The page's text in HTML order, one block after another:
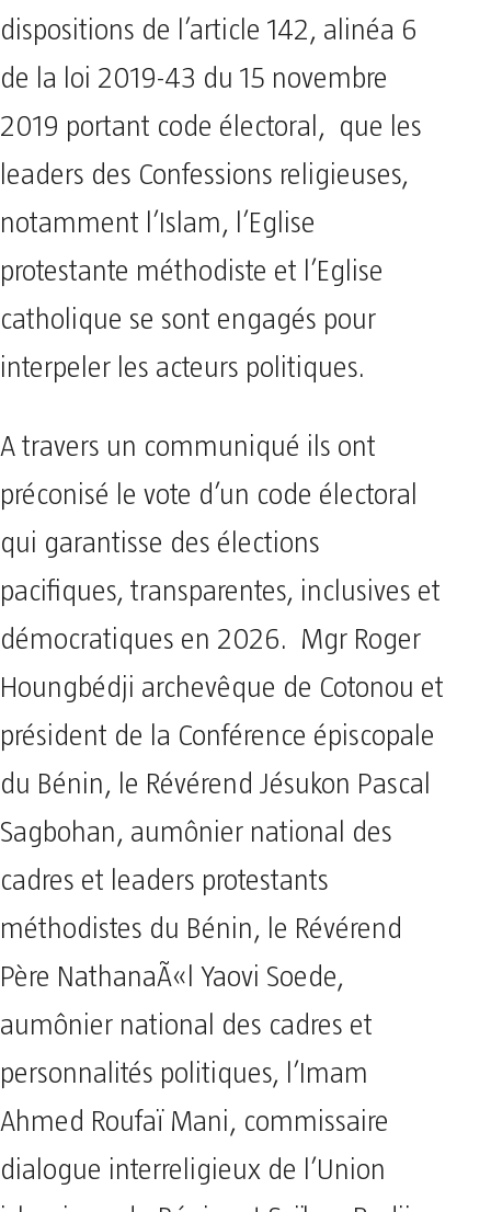
dispositions de l’article 142, alinéa 6
de la loi 2019-43 du 15 novembre
2019 portant code électoral, que les
leaders des Confessions religieuses,
notamment l’Islam, l’Eglise
protestante méthodiste et l’Eglise
catholique se sont engagés pour
interpeler les acteurs politiques.
A travers un communiqué ils ont
préconisé le vote d’un code électoral
qui garantisse des élections
pacifiques, transparentes, inclusives et
démocratiques en 2026. Mgr Roger
Houngbédji archevêque de Cotonou et
président de la Conférence épiscopale
du Bénin, le Révérend Jésukon Pascal
Sagbohan, aumônier national des
cadres et leaders protestants
méthodistes du Bénin, le Révérend
Père NathanaÃ«l Yaovi Soede,
aumônier national des cadres et
personnalités politiques, l’Imam
Ahmed Roufaï Mani, commissaire
dialogue interreligieux de l’Union